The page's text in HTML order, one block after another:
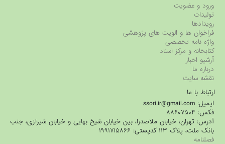
ورود و عضویت
تولیدات
رویدادها
فراخوان ها و الویت های پژوهشی
واژه نامه تخصصی
کتابخانه و مرکز اسناد
آرشیو اخبار
درباره ما
نقشه سایت
ارتباط با ما
ایمیل: ssori.ir@gmail.com
فکس: ۸۸۶۰۷۵۰۴
آدرس: تهران، خیابان ملاصدرا، بین خیابان شیخ بهایی و خیابان شیرازی، جنب
بانک ملت، پلاک ۱۱۳ کدپستی: ۱۹۹۱۷۱۵۸۶۶
فصلنامه